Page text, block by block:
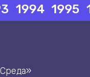
1994 1995